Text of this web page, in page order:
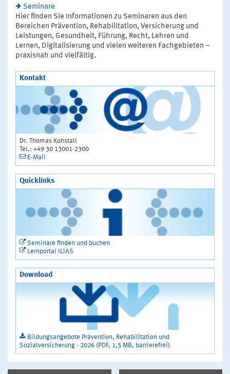
Seminare
Hier finden Sie Informationen zu Seminaren aus den
Bereichen Prävention, Rehabilitation, Versicherung und
Leistungen, Gesundheit, Führung, Recht, Lehren und
Lernen, Digitalisierung und vielen weiteren Fachgebieten –
praxisnah und vielfältig.
Kontakt
Dr. Thomas Kohstall
Tel.: +49 30 13001-2300
E-Mail
Quicklinks
Seminare finden und buchen
Lernportal ILIAS
Download
Bildungsangebote Prävention, Rehabilitation und
Sozialversicherung - 2026 (PDF, 1,5 MB, barrierefrei)